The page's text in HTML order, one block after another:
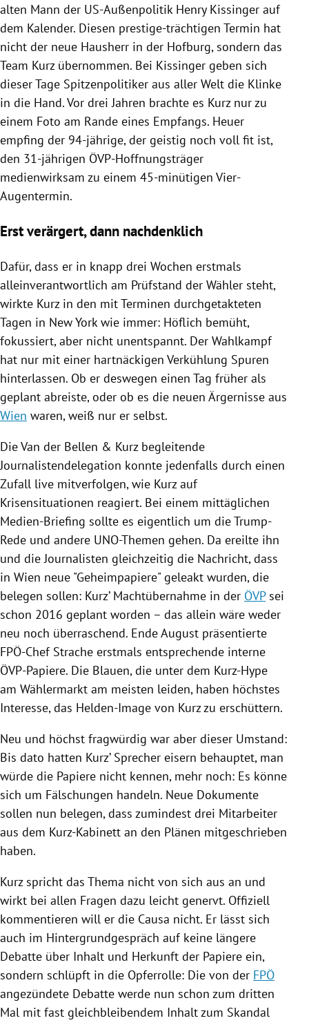
alten Mann der US-Außenpolitik Henry Kissinger auf
dem Kalender. Diesen prestige-trächtigen Termin hat
nicht der neue Hausherr in der Hofburg, sondern das
Team Kurz übernommen. Bei Kissinger geben sich
dieser Tage Spitzenpolitiker aus aller Welt die Klinke
in die Hand. Vor drei Jahren brachte es Kurz nur zu
einem Foto am Rande eines Empfangs. Heuer
empfing der 94-jährige, der geistig noch voll fit ist,
den 31-jährigen ÖVP-Hoffnungsträger
medienwirksam zu einem 45-minütigen Vier-
Augentermin.
Erst verärgert, dann nachdenklich
Dafür, dass er in knapp drei Wochen erstmals
alleinverantwortlich am Prüfstand der Wähler steht,
wirkte Kurz in den mit Terminen durchgetakteten
Tagen in New Yorkwie immer: Höflich bemüht,
fokussiert, aber nicht unentspannt. Der Wahlkampf
hat nur mit einer hartnäckigen Verkühlung Spuren
hinterlassen. Ob er deswegen einen Tag früher als
geplant abreiste, oder ob es die neuen Ärgernisse aus
Wien waren, weiß nur er selbst.
Die Van der Bellen & Kurz begleitende
Journalistendelegation konnte jedenfalls durch einen
Zufall live mitverfolgen, wie Kurz auf
Krisensituationen reagiert. Bei einem mittäglichen
Medien-Briefing sollte es eigentlich um die Trump-
Rede und andere UNO-Themen gehen. Da ereilte ihn
und die Journalisten gleichzeitig die Nachricht, dass
in Wien neue "Geheimpapiere" geleakt wurden, die
belegen sollen: Kurz’ Machtübernahme in der ÖVPsei
schon 2016 geplant worden – das allein wäre weder
neu noch überraschend. Ende August präsentierte
FPÖ-Chef Strache erstmals entsprechende interne
ÖVP-Papiere. Die Blauen, die unter dem Kurz-Hype
am Wählermarkt am meisten leiden, haben höchstes
Interesse, das Helden-Image von Kurz zu erschüttern.
Neu und höchst fragwürdig war aber dieser Umstand:
Bis dato hatten Kurz’ Sprecher eisern behauptet, man
würde die Papiere nicht kennen, mehr noch: Es könne
sich um Fälschungen handeln. Neue Dokumente
sollen nun belegen, dass zumindest drei Mitarbeiter
aus dem Kurz-Kabinett an den Plänen mitgeschrieben
haben.
Kurz spricht das Thema nicht von sich aus an und
wirkt bei allen Fragen dazu leicht genervt. Offiziell
kommentieren will er die Causa nicht. Er lässt sich
auch im Hintergrundgespräch auf keine längere
Debatte über Inhalt und Herkunft der Papiere ein,
sondern schlüpft in die Opferrolle: Die von der FPÖ
angezündete Debatte werde nun schon zum dritten
Mal mit fast gleichbleibendem Inhalt zum Skandal